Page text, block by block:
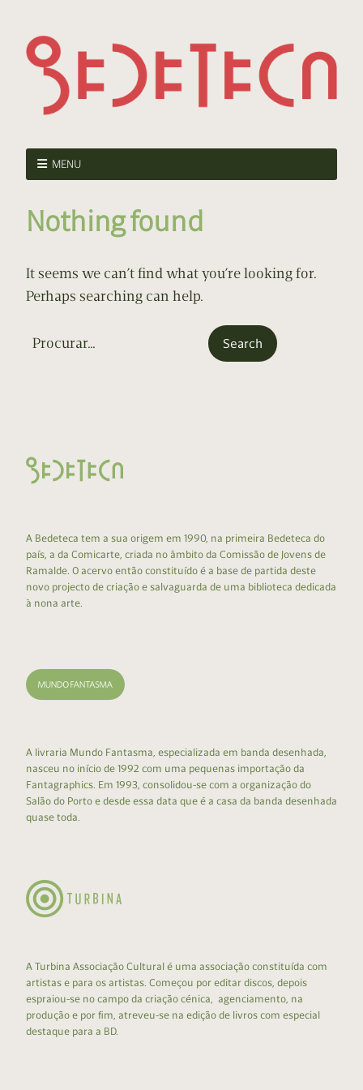
MENU
Nothing found
It seems we can’t find what you’re looking for.
Perhaps searching can help.
A Bedeteca tem a sua origem em 1990, na primeira Bedeteca do
país, a da Comicarte, criada no âmbito da Comissão de Jovens de
Ramalde. O acervo então constituído é a base de partida deste
novo projecto de criação e salvaguarda de uma biblioteca dedicada
à nona arte.
A livraria Mundo Fantasma, especializada em banda desenhada,
nasceu no início de 1992 com uma pequenas importação da
Fantagraphics. Em 1993, consolidou-se com a organização do
Salão do Porto e desde essa data que é a casa da banda desenhada
quase toda.
A Turbina Associação Cultural é uma associação constituída com
artistas e para os artistas. Começou por editar discos, depois
espraiou-se no campo da criação cénica, agenciamento, na
produção e por fim, atreveu-se na edição de livros com especial
destaque para a BD.